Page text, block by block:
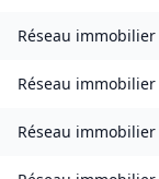
Réseau immobilier
Réseau immobilier
Réseau immobilier